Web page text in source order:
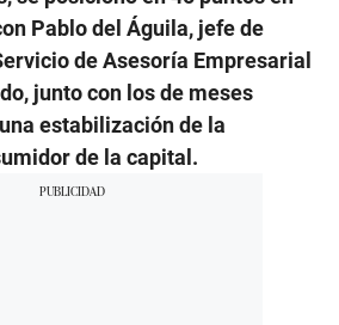
Pablo del Águila, jefe de
de Asesoría Empresarial
junto con los de meses
estabilización de la
de la capital.